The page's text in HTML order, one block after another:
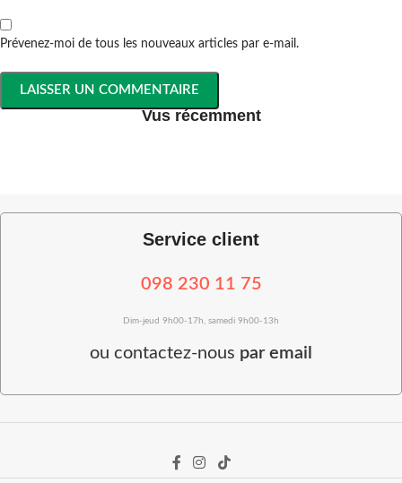
Prévenez-moi de tous les nouveaux articles par e-mail.
Vus récemment
Service client
098 230 11 75
Dim-jeud 9h00-17h, samedi 9h00-13h
ou contactez-nous par email